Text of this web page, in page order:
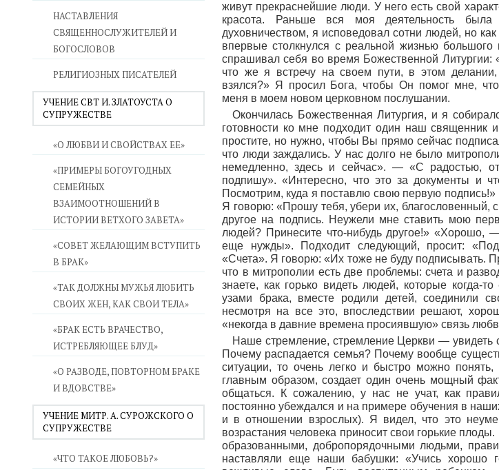
НАСТАВЛЕНИЯ
СВЯЩЕННОСЛУЖИТЕЛЕЙ И
БОГОСЛОВОВ
РЕЛИГИОЗНЫХ ПИСАТЕЛЕЙ
УЧЕНИЕ СВТ И. ЗЛАТОУСТА О
СУПРУЖЕСТВЕ
«О ЛЮБВИ И СВОЙСТВАХ ЕЕ»
«ПРИМЕРЫ БОГОУГОДНЫХ
СЕМЕЙНЫХ
ВЗАИМООТНОШЕНИЙ В
ИСТОРИИ ВЕТХОГО ЗАВЕТА»
«СОВЕТ ЖЕЛАЮЩИМ ВСТУПИТЬ
В БРАК»
«ТАК ДОЛЖНЫ МУЖЬЯ ЛЮБИТЬ
СВОИХ ЖЕН, КАК СВОИ ТЕЛА»
«БРАК ЕСТЬ ВРАЧЕСТВО,
ИСТРЕБЛЯЮЩЕЕ БЛУД»
«О РАЗВОДЕ, ПОВТОРНОМ БРАКЕ
И ВДОВСТВЕ»
УЧЕНИЕ МИТР. А. СУРОЖСКОГО О
СУПРУЖЕСТВЕ
«ЧТО ТАКОЕ ЛЮБОВЬ?»
живут прекраснейшие люди. У него есть свой
красота. Раньше вся моя деятельность была
духовничеством, я исповедовал сотни людей, но
впервые столкнулся с реальной жизнью большого
спрашивал себя во время Божественной Литургии:
что же я встречу на своем пути, в этом делании,
взялся?» Я просил Бога, чтобы Он помог мне,
меня в моем новом церковном послушании.
Окончилась Божественная Литургия, и я
готовности ко мне подходит один наш священник
простите, но нужно, чтобы Вы прямо сейчас
что люди заждались. У нас долго не было
немедленно, здесь и сейчас». — «С радостью,
подпишу». «Интересно, что это за документы
Посмотрим, куда я поставлю свою первую
Я говорю: «Прошу тебя, убери их, благословенный,
другое на подпись. Неужели мне ставить мою
людей? Принесите что-нибудь другое!» «Хорошо,
еще нужды». Подходит следующий, просит:
«Счета». Я говорю: «Их тоже не буду подписывать.
что в митрополии есть две проблемы: счета и
знаете, как горько видеть людей, которые когда-
узами брака, вместе родили детей, соединили
несмотря на все это, впоследствии решают,
«некогда в давние времена просиявшую» связь
Наше стремление, стремление Церкви — увидеть
Почему распадается семья? Почему вообще
ситуации, то очень легко и быстро можно
главным образом, создает один очень мощный
общаться. К сожалению, у нас не учат, как
постоянно убеждался и на примере обучения в
и в отношении взрослых). Я видел, что это
возрастания человека приносит свои горькие
образованными, добропорядочными людьми,
наставляли еще наши бабушки: «Учись хорошо